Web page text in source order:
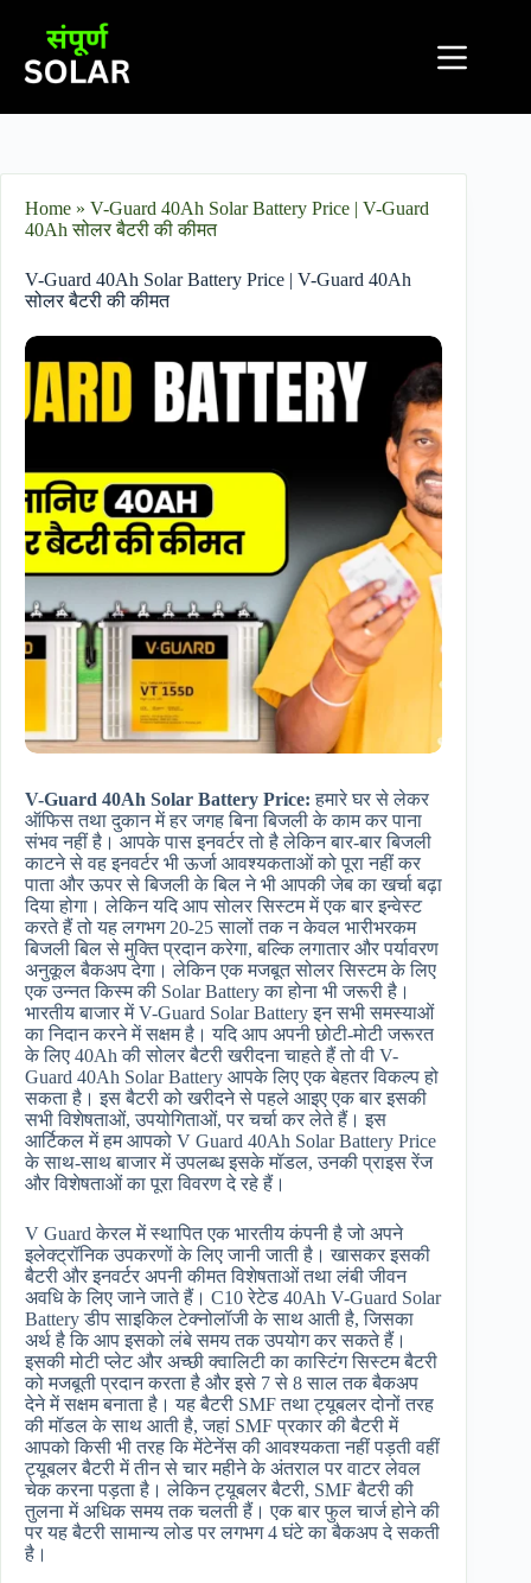
Home » V-Guard 40Ah Solar Battery Price​ | V-Guard
40Ah सोलर बैटरी की कीमत
V-Guard 40Ah Solar Battery Price​ | V-Guard 40Ah
सोलर बैटरी की कीमत
V-Guard 40Ah Solar Battery Price:हमारे घर से लेकर
ऑफिस तथा दुकान में हर जगह बिना बिजली के काम कर पाना
संभव नहीं है। आपके पास इनवर्टर तो है लेकिन बार-बार बिजली
काटने से वह इनवर्टर भी ऊर्जा आवश्यकताओं को पूरा नहीं कर
पाता और ऊपर से बिजली के बिल ने भी आपकी जेब का खर्चा बढ़ा
दिया होगा। लेकिन यदि आप सोलर सिस्टम में एक बार इन्वेस्ट
करते हैं तो यह लगभग 20-25 सालों तक न केवल भारीभरकम
बिजली बिल से मुक्ति प्रदान करेगा, बल्कि लगातार और पर्यावरण
अनुकूल बैकअप देगा। लेकिन एक मजबूत सोलर सिस्टम के लिए
एक उन्नत किस्म की Solar Battery का होना भी जरूरी है।
भारतीय बाजार में V-Guard Solar Battery इन सभी समस्याओं
का निदान करने में सक्षम है। यदि आप अपनी छोटी-मोटी जरूरत
के लिए 40Ah की सोलर बैटरी खरीदना चाहते हैं तो वी V-
Guard 40Ah Solar Battery आपके लिए एक बेहतर विकल्प हो
सकता है। इस बैटरी को खरीदने से पहले आइए एक बार इसकी
सभी विशेषताओं, उपयोगिताओं, पर चर्चा कर लेते हैं। इस
आर्टिकल में हम आपको V Guard 40Ah Solar Battery Price
के साथ-साथ बाजार में उपलब्ध इसके मॉडल, उनकी प्राइस रेंज
और विशेषताओं का पूरा विवरण दे रहे हैं।
V Guard केरल में स्थापित एक भारतीय कंपनी है जो अपने
इलेक्ट्रॉनिक उपकरणों के लिए जानी जाती है। खासकर इसकी
बैटरी और इनवर्टर अपनी कीमत विशेषताओं तथा लंबी जीवन
अवधि के लिए जाने जाते हैं। C10 रेटेड 40Ah V-Guard Solar
Battery डीप साइकिल टेक्नोलॉजी के साथ आती है, जिसका
अर्थ है कि आप इसको लंबे समय तक उपयोग कर सकते हैं।
इसकी मोटी प्लेट और अच्छी क्वालिटी का कास्टिंग सिस्टम बैटरी
को मजबूती प्रदान करता है और इसे 7 से 8 साल तक बैकअप
देने में सक्षम बनाता है। यह बैटरी SMF तथा ट्यूबलर दोनों तरह
की मॉडल के साथ आती है, जहां SMF प्रकार की बैटरी में
आपको किसी भी तरह कि मेंटेनेंस की आवश्यकता नहीं पड़ती वहीं
ट्यूबलर बैटरी में तीन से चार महीने के अंतराल पर वाटर लेवल
चेक करना पड़ता है। लेकिन ट्यूबलर बैटरी, SMF बैटरी की
तुलना में अधिक समय तक चलती हैं। एक बार फुल चार्ज होने की
पर यह बैटरी सामान्य लोड पर लगभग 4 घंटे का बैकअप दे सकती
है।